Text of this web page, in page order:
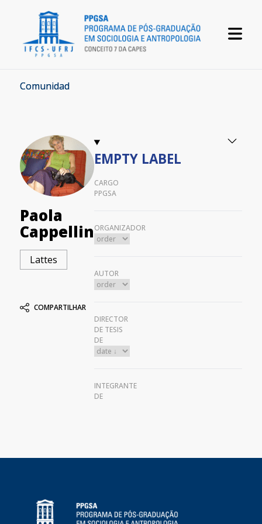
Comunidad
Paola
Cappellin
Lattes
COMPARTILHAR
EMPTY LABEL
CARGO
PPGSA
ORGANIZADOR
AUTOR
DIRECTOR
DE TESIS
DE
INTEGRANTE
DE